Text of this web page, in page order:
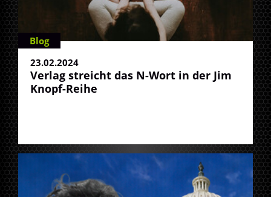
Blog
23.02.2024
Verlag streicht das N-Wort in der Jim
Knopf-Reihe